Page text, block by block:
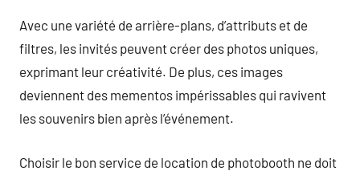
Avec une variété de arrière-plans, d’attributs et de
filtres, les invités peuvent créer des photos uniques,
exprimant leur créativité. De plus, ces images
deviennent des mementos impérissables qui ravivent
les souvenirs bien après l’événement.
Choisir le bon service de location de photobooth ne doit